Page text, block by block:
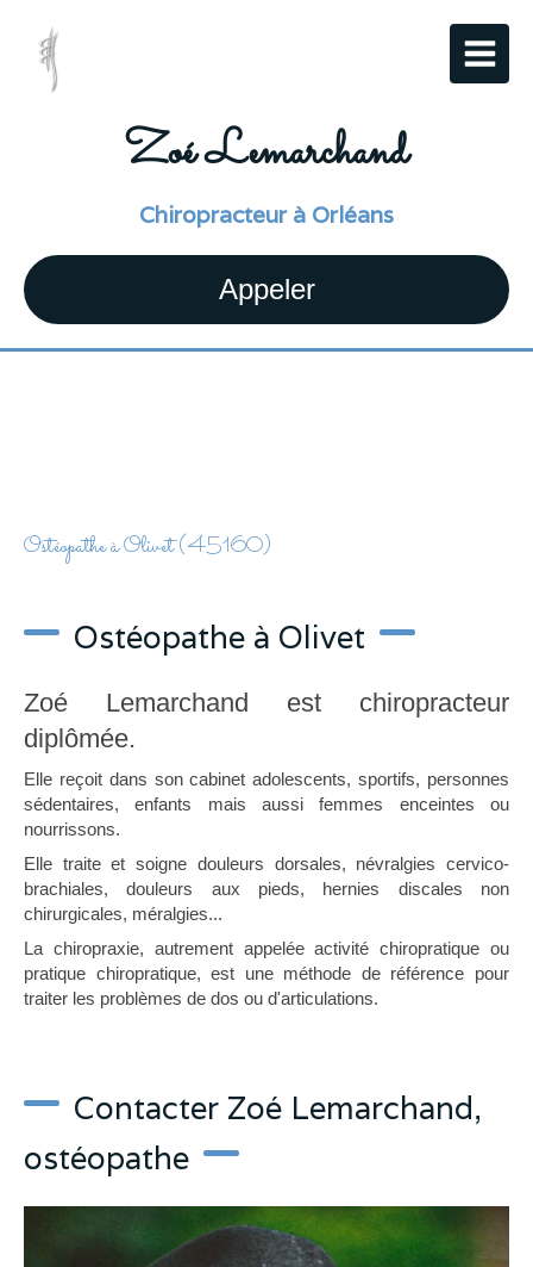
Zoé Lemarchand
Chiropracteur à Orléans
Appeler
Ostéopathe à Olivet (45160)
Ostéopathe à Olivet
Zoé Lemarchand est chiropracteur
diplômée.
Elle reçoit dans son cabinet adolescents, sportifs, personnes
sédentaires, enfants mais aussi femmes enceintes ou
nourrissons.
Elle traite et soigne douleurs dorsales, névralgies cervico-
brachiales, douleurs aux pieds, hernies discales non
chirurgicales, méralgies...
La chiropraxie, autrement appelée activité chiropratique ou
pratique chiropratique, est une méthode de référence pour
traiter les problèmes de dos ou d'articulations.
Contacter Zoé Lemarchand,
ostéopathe